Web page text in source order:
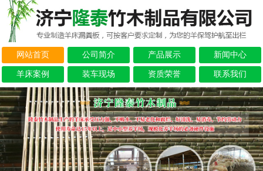
网站首页 公司简介 产品展示 新闻中心
羊床案例 装车现场 资质荣誉 联系我们